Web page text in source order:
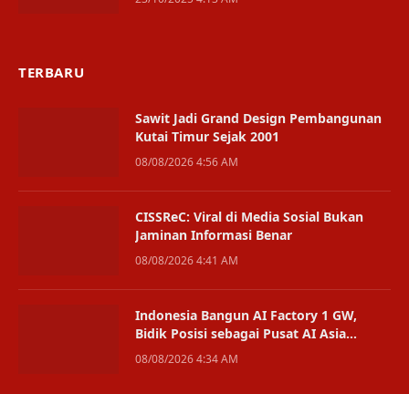
TERBARU
Sawit Jadi Grand Design Pembangunan
Kutai Timur Sejak 2001
08/08/2026 4:56 AM
CISSReC: Viral di Media Sosial Bukan
Jaminan Informasi Benar
08/08/2026 4:41 AM
Indonesia Bangun AI Factory 1 GW,
Bidik Posisi sebagai Pusat AI Asia
Tenggara
08/08/2026 4:34 AM